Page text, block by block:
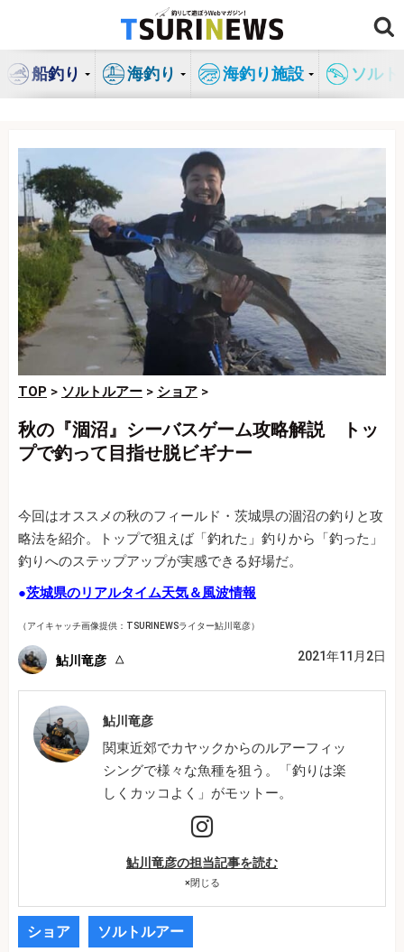
ン
船釣り 海釣り 海釣り施設 ソル
TOP > ソルトルアー > ショア >
秋の『涸沼』シーバスゲーム攻略解説 トッ
プで釣って目指せ脱ビギナー
今回はオススメの秋のフィールド・茨城県の涸沼の釣りと攻
略法を紹介。トップで狙えば「釣れた」釣りから「釣った」
釣りへのステップアップが実感できる好場だ。
●茨城県のリアルタイム天気＆風波情報
（アイキャッチ画像提供：TSURINEWSライター鮎川竜彦）
鮎川竜彦 2021年11月2日
鮎川竜彦
関東近郊でカヤックからのルアーフィッ
シングで様々な魚種を狙う。「釣りは楽
しくカッコよく」がモットー。
鮎川竜彦の担当記事を読む
×閉じる
ショア ソルトルアー